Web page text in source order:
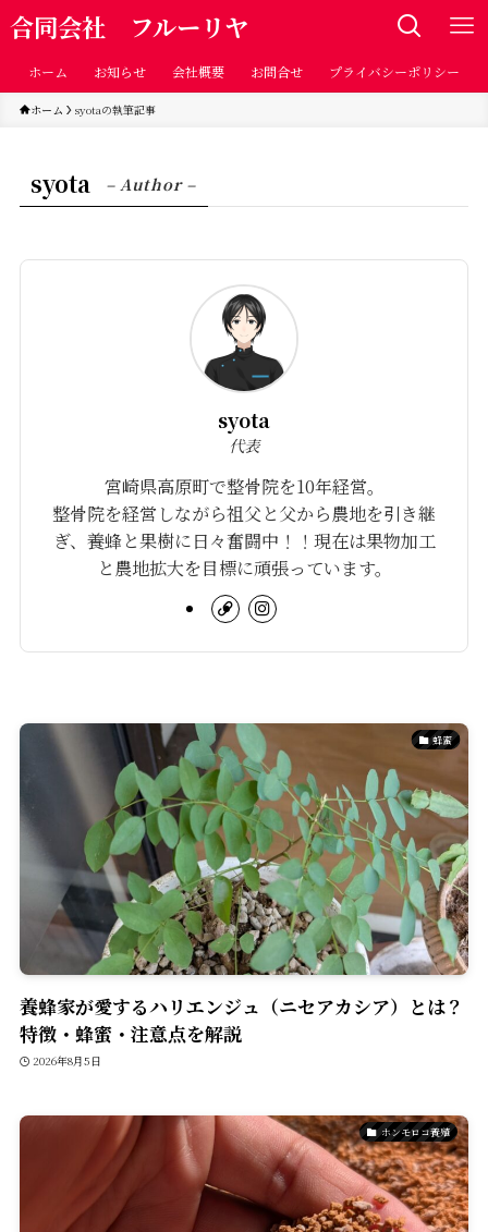
合同会社 フルーリヤ
ホーム お知らせ 会社概要 お問合せ プライバシーポリシー
ホーム syotaの執筆記事
syota – Author –
syota
代表
宮崎県高原町で整骨院を10年経営。
整骨院を経営しながら祖父と父から農地を引き継
ぎ、養蜂と果樹に日々奮闘中！！現在は果物加工
と農地拡大を目標に頑張っています。
蜂蜜
養蜂家が愛するハリエンジュ（ニセアカシア）とは？
特徴・蜂蜜・注意点を解説
2026年8月5日
ホンモロコ養殖